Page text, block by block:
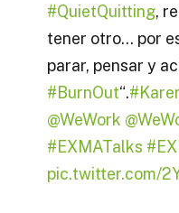
#QuietQuitting,
tener otro… por
parar, pensar y
#BurnOut“.
@WeWork
#EXMATalks
pic.twitter.com/